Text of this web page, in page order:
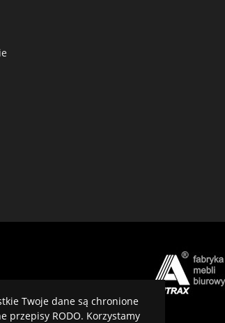
Twoje dane są chronione
przepisy RODO. Korzystamy